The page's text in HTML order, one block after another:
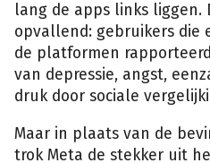
lang de apps links liggen.
opvallend: gebruikers die
de platformen
van depressie, angst,
druk door sociale
Maar in plaats van de
trok Meta de stekker uit